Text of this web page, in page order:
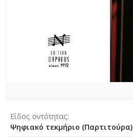
Είδος οντότητας
Ψηφιακό τεκμήριο (Παρτιτούρα)